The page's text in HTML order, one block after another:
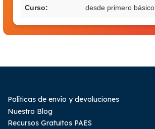
Curso: desde primero básico
Políticas de envío y devoluciones
Nuestro Blog
Recursos Gratuitos PAES